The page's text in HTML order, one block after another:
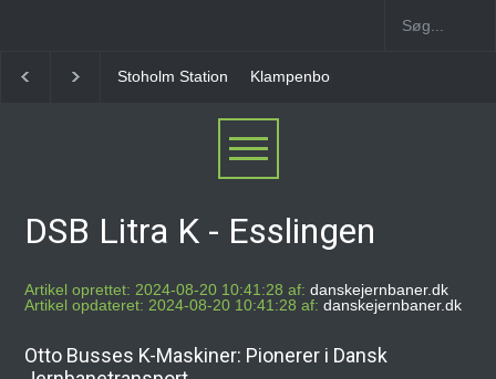
Stoholm Station Klampenborgbane Station
DSB Litra K - Esslingen
Artikel oprettet: 2024-08-20 10:41:28 af: danskejernbaner.dk
Artikel opdateret: 2024-08-20 10:41:28 af: danskejernbaner.dk
Otto Busses K-Maskiner: Pionerer i Dansk